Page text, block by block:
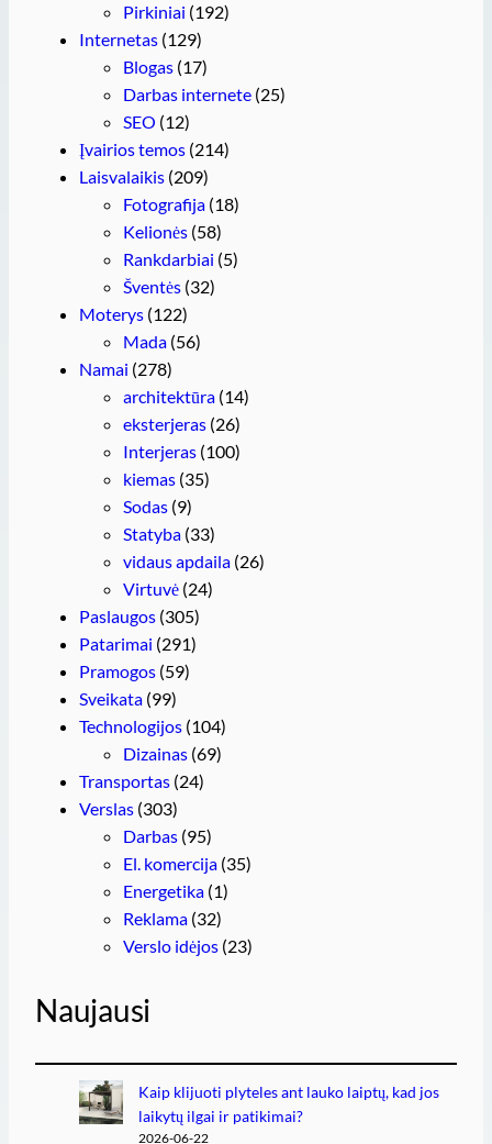
Pirkiniai (192)
Internetas (129)
Blogas (17)
Darbas internete (25)
SEO (12)
Įvairios temos (214)
Laisvalaikis (209)
Fotografija (18)
Kelionės (58)
Rankdarbiai (5)
Šventės (32)
Moterys (122)
Mada (56)
Namai (278)
architektūra (14)
eksterjeras (26)
Interjeras (100)
kiemas (35)
Sodas (9)
Statyba (33)
vidaus apdaila (26)
Virtuvė (24)
Paslaugos (305)
Patarimai (291)
Pramogos (59)
Sveikata (99)
Technologijos (104)
Dizainas (69)
Transportas (24)
Verslas (303)
Darbas (95)
El. komercija (35)
Energetika (1)
Reklama (32)
Verslo idėjos (23)
Naujausi
Kaip klijuoti plyteles ant lauko laiptų, kad jos
laikytų ilgai ir patikimai?
2026-06-22